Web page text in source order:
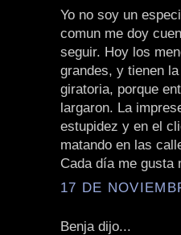
Yo no soy un
comun me doy
seguir. Hoy los
grandes, y tienen
giratoria, porque
largaron. La
estupidez y en el
matando en las
Cada día me gusta
17 DE
Benja dijo...